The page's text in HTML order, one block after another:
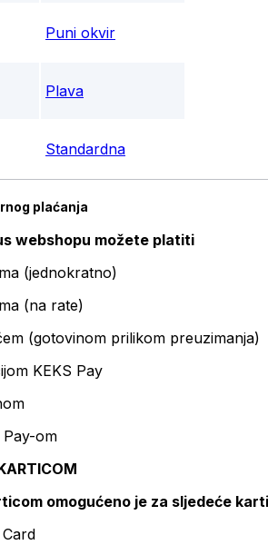
Puni okvir
Plava
Standardna
plaćanja
webshopu možete platiti
(jednokratno)
(na rate)
(gotovinom prilikom preuzimanja)
KEKS Pay
Pay-om
omogućeno je za sljedeće